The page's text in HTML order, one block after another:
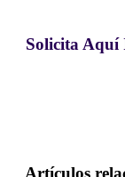
Solicita Aquí
Artículos